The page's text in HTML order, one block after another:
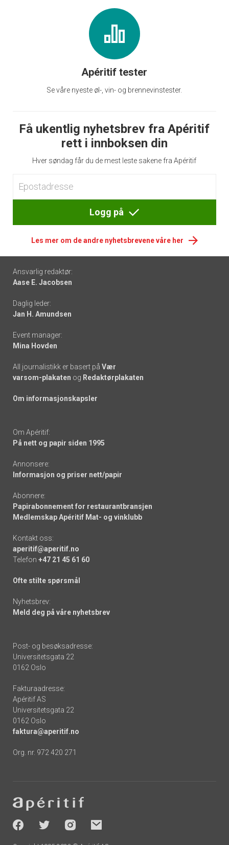
Apéritif tester
Se våre nyeste øl-, vin- og brennevinstester.
Få ukentlig nyhetsbrev fra Apéritif
rett i innboksen din
Hver søndag får du de mest leste sakene fra Apéritif
Logg på
Les mer om de andre nyhetsbrevene våre her
Footer
-
links
Ansvarlig redaktør:
Aase E. Jacobsen
Daglig leder:
Jan H. Amundsen
Event manager:
Mina Hovden
All journalistikk er basert på Vær
varsom-plakaten og Redaktørplakaten
Om informasjonskapsler
Om Apéritif:
På nett og papir siden 1995
Annonsere:
Informasjon og priser nett/papir
Abonnere:
Papirabonnement for restaurantbransjen
Medlemskap Apéritif Mat- og vinklubb
Kontakt oss:
aperitif@aperitif.no
Telefon +47 21 45 61 60
Ofte stilte spørsmål
Nyhetsbrev:
Meld deg på våre nyhetsbrev
Post- og besøksadresse:
Universitetsgata 22
0162 Oslo
Fakturaadresse:
Apéritif AS
Universitetsgata 22
0162 Oslo
faktura@aperitif.no
Org. nr. 972 420 271
-
socials